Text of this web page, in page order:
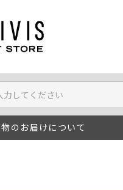
のお届けについて